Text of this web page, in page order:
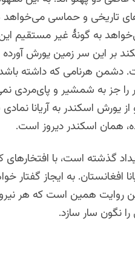
تاریخی و حماسی
به گونۀ غیر مستقیم این
بر این سر زمین یورش آورده
دشمن هرنامی که داشته
جز به شمشیر و پای‌مردی
از یورش اسکندر به آریانا
همان اسکندر دیروز است.
گذشته است، با
افغانستان. به ایجاز گفتار
روایت همین است که هر
نگون سار سازد.